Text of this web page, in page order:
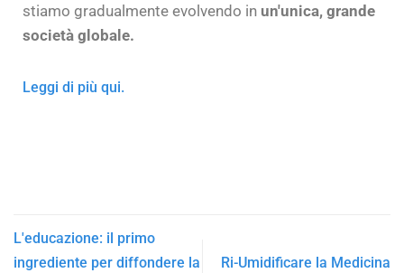
stiamo gradualmente evolvendo in un'unica, grande
società globale.
Leggi di più qui.
L'educazione: il primo
ingrediente per diffondere la
Ri-Umidificare la Medicina